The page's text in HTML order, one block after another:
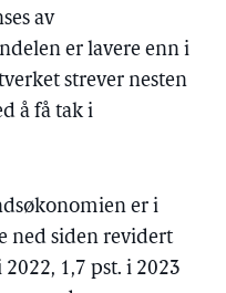
av
er lavere enn i
strever nesten
å få tak i
er i
ned siden revidert
1,7 pst. i 2023